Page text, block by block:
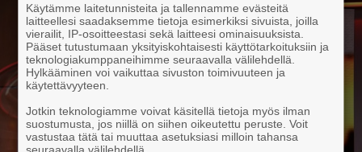
Käytämme laitetunnisteita ja tallennamme evästeitä
laitteellesi saadaksemme tietoja esimerkiksi sivuista, joilla
vierailit, IP-osoitteestasi sekä laitteesi ominaisuuksista.
Pääset tutustumaan yksityiskohtaisesti käyttötarkoituksiin ja
teknologiakumppaneihimme seuraavalla välilehdellä.
Hylkääminen voi vaikuttaa sivuston toimivuuteen ja
käytettävyyteen.
Jotkin teknologiamme voivat käsitellä tietoja myös ilman
suostumusta, jos niillä on siihen oikeutettu peruste. Voit
vastustaa tätä tai muuttaa asetuksiasi milloin tahansa
seuraavalla välilehdellä.